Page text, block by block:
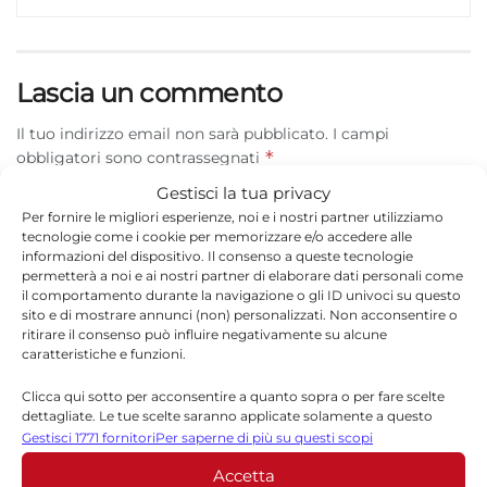
Gestisci la tua privacy
Per fornire le migliori esperienze, noi e i nostri partner utilizziamo
tecnologie come i cookie per memorizzare e/o accedere alle
informazioni del dispositivo. Il consenso a queste tecnologie
permetterà a noi e ai nostri partner di elaborare dati personali come
il comportamento durante la navigazione o gli ID univoci su questo
sito e di mostrare annunci (non) personalizzati. Non acconsentire o
ritirare il consenso può influire negativamente su alcune
caratteristiche e funzioni.
Clicca qui sotto per acconsentire a quanto sopra o per fare scelte
dettagliate. Le tue scelte saranno applicate solamente a questo
sito. È possibile modificare le impostazioni in qualsiasi momento,
compreso il ritiro del consenso, utilizzando i pulsanti della Cookie
Policy o cliccando sul pulsante di gestione del consenso nella parte
Gestisci 1771 fornitoriPer saperne di più su questi scopi
Accetta
Lascia un commento
Il tuo indirizzo email non sarà pubblicato. I campi
obbligatori sono contrassegnati *